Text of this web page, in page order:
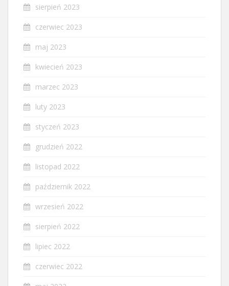
sierpień 2023
czerwiec 2023
maj 2023
kwiecień 2023
marzec 2023
luty 2023
styczeń 2023
grudzień 2022
listopad 2022
październik 2022
wrzesień 2022
sierpień 2022
lipiec 2022
czerwiec 2022